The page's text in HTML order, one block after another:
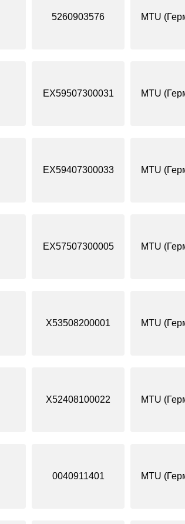
5260903576 MTU
EX59507300031 MTU
EX59407300033 MTU
EX57507300005 MTU
X53508200001 MTU
X52408100022 MTU
0040911401 MTU